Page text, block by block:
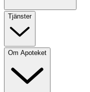
Tjänster
Om Apoteket